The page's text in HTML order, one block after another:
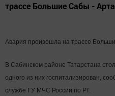
трассе Большие Сабы -
Авария произошла на трассе
В Сабинском районе Татарстана
одного из них госпитализирован,
службе ГУ МЧС России по РТ.